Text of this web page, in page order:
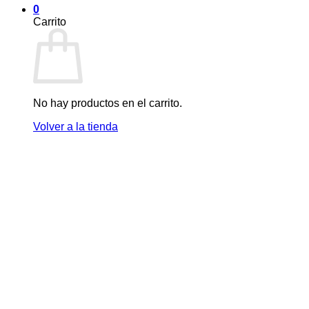
0
Carrito
No hay productos en el carrito.
Volver a la tienda